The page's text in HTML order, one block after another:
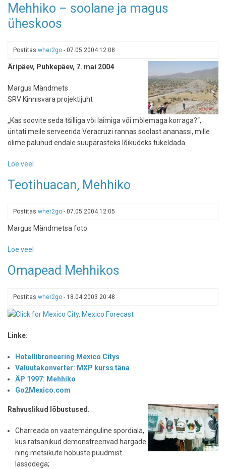
Soodusmajutus
Mehhikos
Mehhiko – soolane ja magus
üheskoos
Postitas wher2go - 07.05.2004 12:08
Äripäev, Puhkepäev, 7. mai 2004
Margus Mändmets
SRV Kinnisvara projektijuht
„Kas soovite seda tšilliga või laimiga või mõlemaga korraga?“,
üritati meile serveerida Veracruzi rannas soolast ananassi, mille
olime palunud endale suupärasteks lõikudeks tükeldada.
Loe veel
–
ja
üheskoos
Teotihuacan, Mehhiko
Postitas wher2go - 07.05.2004 12:05
Margus Mändmetsa foto.
Loe veel
Mehhiko
Omapead Mehhikos
Postitas wher2go - 18.04.2003 20:48
Linke:
Hotellibroneering Mexico Citys
Valuutakonverter: MXP kurss täna
ÄP 1997: Mehhiko
Go2Mexico.com
Rahvuslikud lõbustused :
Charreada on vaatemänguline spordiala,
kus ratsanikud demonstreerivad härgade
ning metsikute hobuste püüdmist
lassodega;